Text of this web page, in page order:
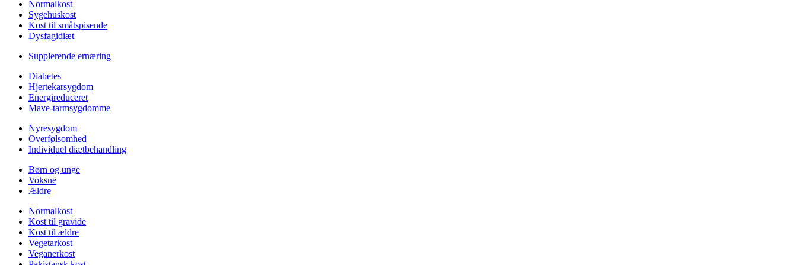
Normalkost
Sygehuskost
Kost til småtspisende
Dysfagidiæt
Supplerende ernæring
Diabetes
Hjertekarsygdom
Energireduceret
Mave-tarmsygdomme
Nyresygdom
Overfølsomhed
Individuel diætbehandling
Børn og unge
Voksne
Ældre
Normalkost
Kost til gravide
Kost til ældre
Vegetarkost
Veganerkost